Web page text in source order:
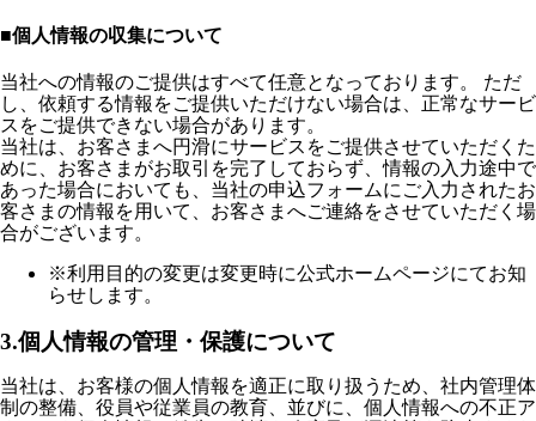
■個人情報の収集について
当社への情報のご提供はすべて任意となっております。 ただ
し、依頼する情報をご提供いただけない場合は、正常なサービ
スをご提供できない場合があります。
当社は、お客さまへ円滑にサービスをご提供させていただくた
めに、お客さまがお取引を完了しておらず、情報の入力途中で
あった場合においても、当社の申込フォームにご入力されたお
客さまの情報を用いて、お客さまへご連絡をさせていただく場
合がございます。
※利用目的の変更は変更時に公式ホームページにてお知
らせします。
3.個人情報の管理・保護について
当社は、お客様の個人情報を適正に取り扱うため、社内管理体
制の整備、役員や従業員の教育、並びに、個人情報への不正ア